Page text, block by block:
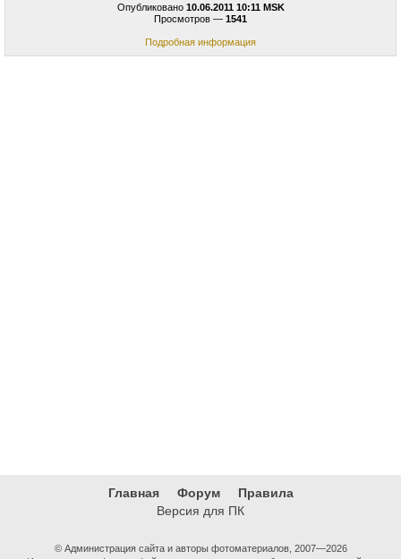
Опубликовано 10.06.2011 10:11 MSK
Просмотров — 1541
Подробная информация
Главная Форум
Правила
Версия для ПК
© Администрация сайта и авторы фотоматериалов, 2007—2026